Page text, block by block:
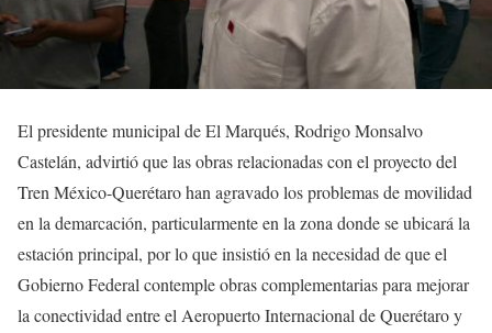
El presidente municipal de El Marqués, Rodrigo Monsalvo
Castelán, advirtió que las obras relacionadas con el proyecto del
Tren México-Querétaro han agravado los problemas de movilidad
en la demarcación, particularmente en la zona donde se ubicará la
estación principal, por lo que insistió en la necesidad de que el
Gobierno Federal contemple obras complementarias para mejorar
la conectividad entre el Aeropuerto Internacional de Querétaro y